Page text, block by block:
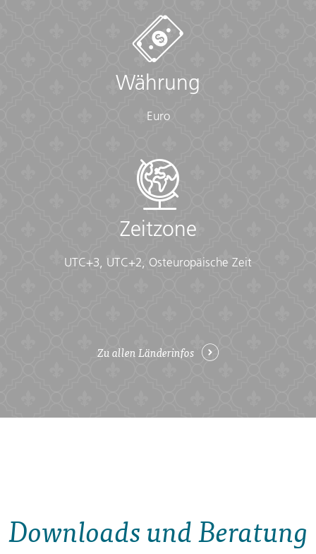
Währung
Euro
Zeitzone
UTC+3, UTC+2, Osteuropäische Zeit
Zu allen Länderinfos
Downloads und Beratung